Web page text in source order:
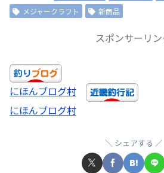
メジャークラフト
新商品
スポンサーリン
にほんブログ村
にほんブログ村
シェアする